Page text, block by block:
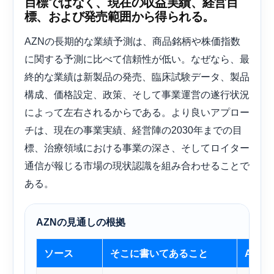
標、および発売範囲から得られる。
AZNの長期的な業績予測は、商品銘柄や株価指数
に関する予測に比べて信頼性が低い。なぜなら、最
終的な業績は新製品の発売、臨床試験データ、製品
構成、価格設定、政策、そして事業運営の遂行状況
によって左右されるからである。より良いアプロー
チは、現在の事業実績、経営陣の2030年までの目
標、治療領域における事業の深さ、そしてロイター
通信が報じる​​市場の現状認識を組み合わせることで
ある。
AZNの見通しの根拠
ソース そこに書いてあること AZN